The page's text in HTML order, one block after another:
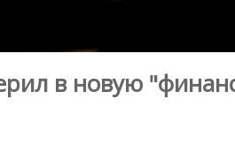
в новую